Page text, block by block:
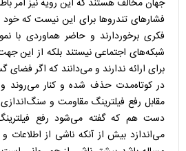
فشارهای تندروها برای این نیست که خود
فکری برخوردارند و حاضر هماوردی با
شبکه‌های اجتماعی نیستند بلکه از این
برای ارائه ندارند و می‌دانند که اگر فضای
در کوتاه‌مدت حذف شده و کنار
مقابل رفع فیلترینگ مقاومت و
دست هم که گفته می‌شود رفع
می‌اندازد بیش از آنکه ناشی از اطلاعات